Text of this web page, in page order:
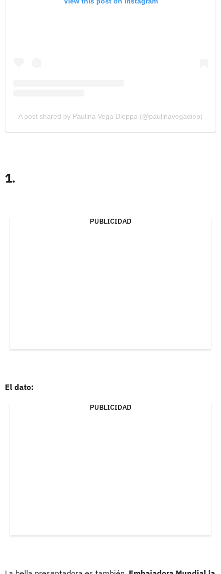
A post shared by Paulina Vega Dieppa (@paulinavegadiep)
1.
PUBLICIDAD
El dato:
PUBLICIDAD